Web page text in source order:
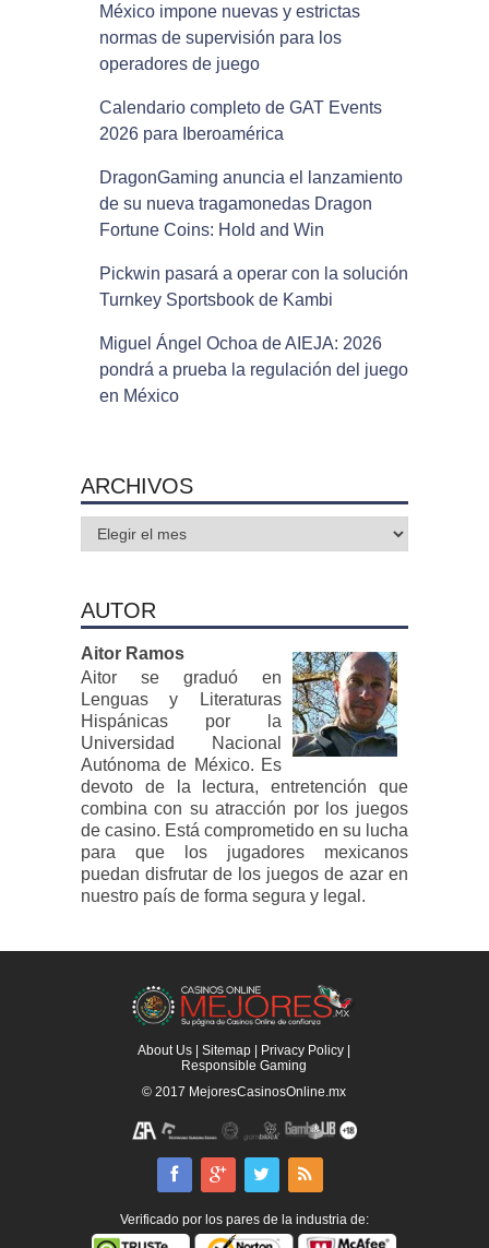
México impone nuevas y estrictas
normas de supervisión para los
operadores de juego
Calendario completo de GAT Events
2026 para Iberoamérica
DragonGaming anuncia el lanzamiento
de su nueva tragamonedas Dragon
Fortune Coins: Hold and Win
Pickwin pasará a operar con la solución
Turnkey Sportsbook de Kambi
Miguel Ángel Ochoa de AIEJA: 2026
pondrá a prueba la regulación del juego
en México
ARCHIVOS
Archivos
AUTOR
Aitor Ramos
Aitor se graduó en
Lenguas y Literaturas
Hispánicas por la
Universidad Nacional
Autónoma de México. Es
devoto de la lectura, entretención que
combina con su atracción por los juegos
de casino. Está comprometido en su lucha
para que los jugadores mexicanos
puedan disfrutar de los juegos de azar en
nuestro país de forma segura y legal.
About Us |Sitemap Privacy Policy
Responsible Gaming
© 2017 MejoresCasinosOnline.mx
Verificado por los pares de la industria de: